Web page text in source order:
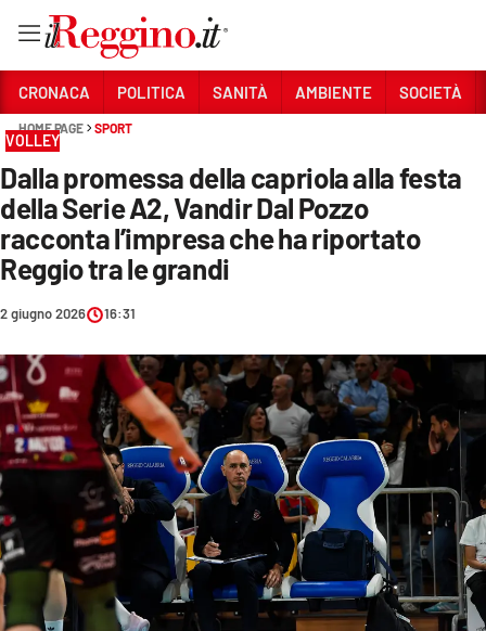
Sezioni
CRONACA
POLITICA
SANITÀ
AMBIENTE
SOCIETÀ
CULTURA
ECONOMIA E LAVORO
SPORT
Streaming
CRONACA POLITICA SANITÀ AMBIENTE SOCIETÀ
HOME PAGE SPORT
VOLLEY
Dalla promessa della capriola alla festa
della Serie A2, Vandir Dal Pozzo
racconta l’impresa che ha riportato
Reggio tra le grandi
2 giugno 2026 16:31